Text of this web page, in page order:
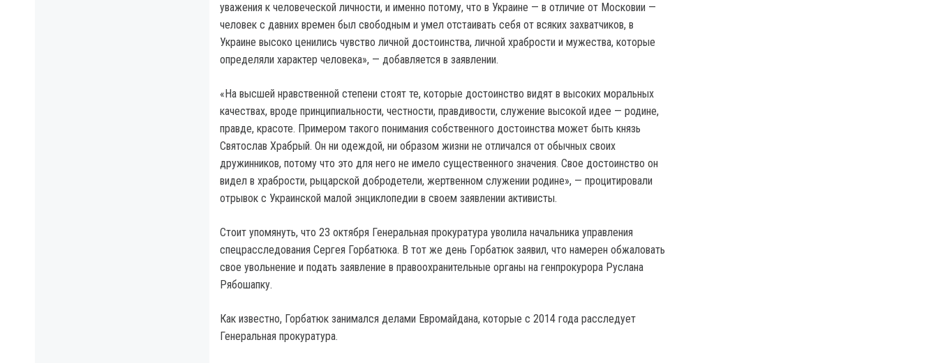
уважения к человеческой личности, и именно потому, что в Украине — в отличие от Московии —
человек с давних времен был свободным и умел отстаивать себя от всяких захватчиков, в
Украине высоко ценились чувство личной достоинства, личной храбрости и мужества, которые
определяли характер человека», — добавляется в заявлении.
«На высшей нравственной степени стоят те, которые достоинство видят в высоких моральных
качествах, вроде принципиальности, честности, правдивости, служение высокой идее — родине,
правде, красоте. Примером такого понимания собственного достоинства может быть князь
Святослав Храбрый. Он ни одеждой, ни образом жизни не отличался от обычных своих
дружинников, потому что это для него не имело существенного значения. Свое достоинство он
видел в храбрости, рыцарской добродетели, жертвенном служении родине», — процитировали
отрывок с Украинской малой энциклопедии в своем заявлении активисты.
Стоит упомянуть, что 23 октября Генеральная прокуратура уволила начальника управления
спецрасследования Сергея Горбатюка. В тот же день Горбатюк заявил, что намерен обжаловать
свое увольнение и подать заявление в правоохранительные органы на генпрокурора Руслана
Рябошапку.
Как известно, Горбатюк занимался делами Евромайдана, которые с 2014 года расследует
Генеральная прокуратура.